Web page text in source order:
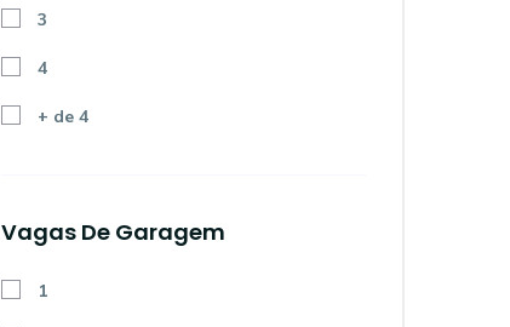
3
4
+ de 4
Vagas De Garagem
1